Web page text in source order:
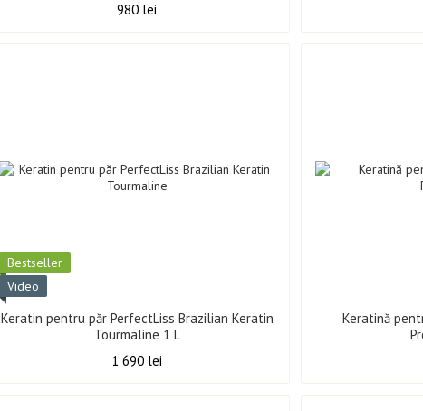
980 lei
Best­seller
Video
Keratin pentru păr PerfectLiss Brazilian Keratin
Tourmaline 1 L
1 690 lei
Keratină